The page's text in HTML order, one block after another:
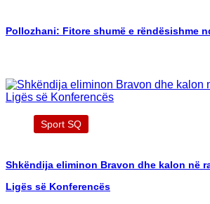
Pollozhani: Fitore shumë e rëndësishme
Sport SQ
Shkëndija eliminon Bravon dhe kalon në
Ligës së Konferencës